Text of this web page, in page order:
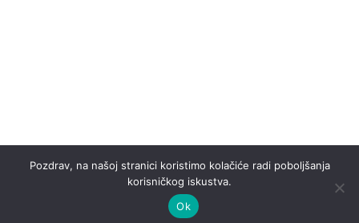
Pozdrav, na našoj stranici koristimo kolačiće radi poboljšanja
korisničkog iskustva.
Ok